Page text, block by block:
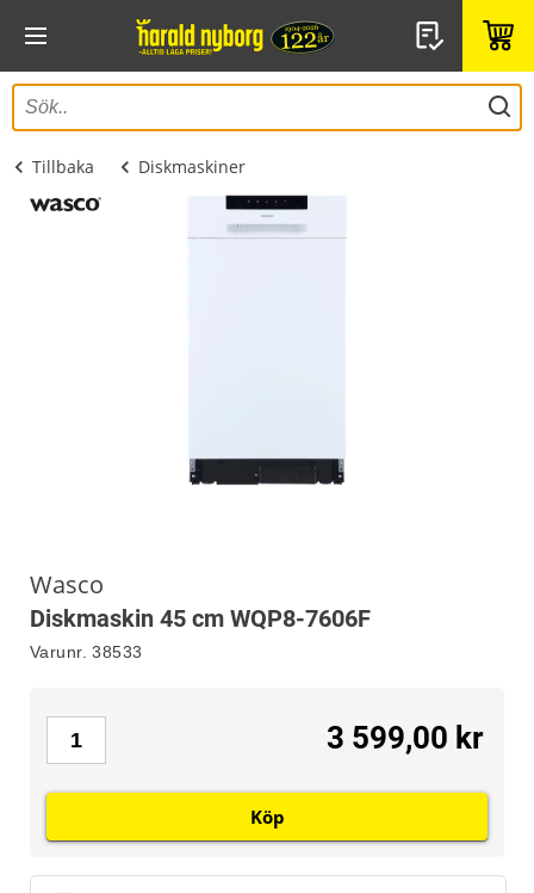
Tillbaka Diskmaskiner
Wasco
Diskmaskin 45 cm WQP8-7606F
Varunr. 38533
3 599,00 kr
Köp